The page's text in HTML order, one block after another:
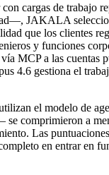
cargas de trabajo
JAKALA
que los clientes
y funciones
MCP a las
4.6 gestiona el
el modelo de
se comprimieron a
Las
en entrar en